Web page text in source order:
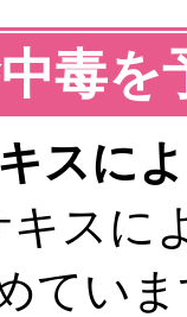
毒を
スに
スに
てい